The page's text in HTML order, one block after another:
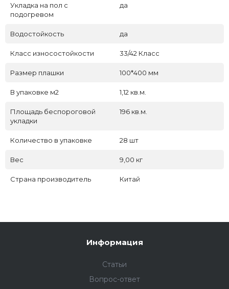
Укладка на пол c
подогревом
да
Водостойкость да
Класс износостойкости 33/42 Класс
Размер плашки 100*400 мм
В упаковке м2 1,12 кв.м.
Площадь беспороговой
укладки
196 кв.м.
Количество в упаковке 28 шт
Вес 9,00 кг
Страна производитель Китай
Информация
Статьи
Вопрос-ответ